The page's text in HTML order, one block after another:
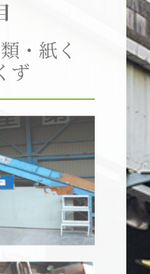
・紙く
ず